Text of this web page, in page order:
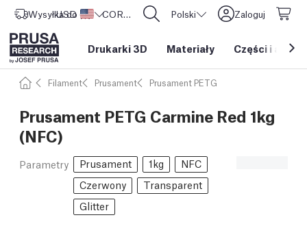
Wysyłka do Stany Zjednoczone
USD ($) CORE One L: Już w sprzedaży! Polski Zaloguj
Drukarki 3D Materiały Części i
Filament Prusament Prusament PETG
Prusament PETG Carmine Red 1kg
(NFC)
Parametry Prusament 1kg
NFC
Czerwony
Transparent
Glitter